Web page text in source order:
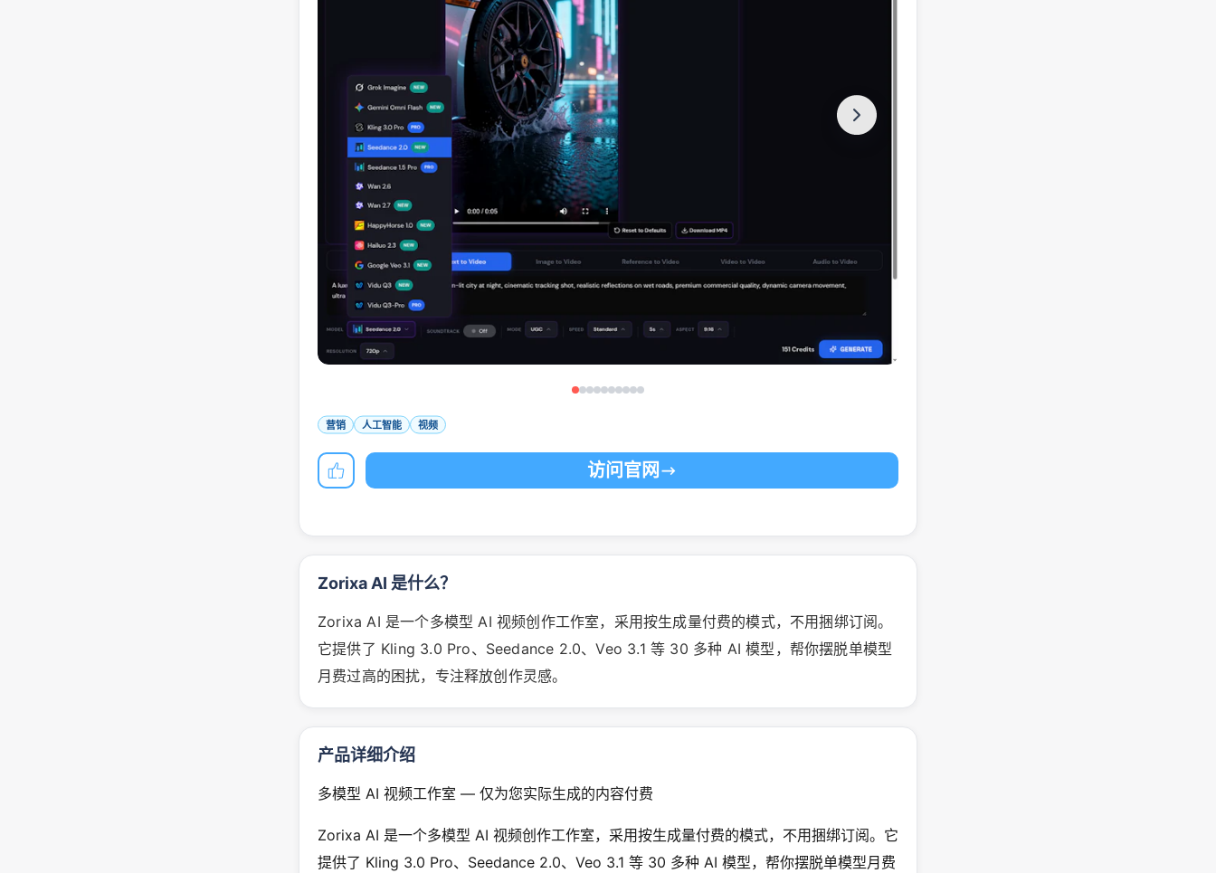
营销 人工智能 视频
访问官网
Zorixa AI 是什么？
Zorixa AI 是一个多模型 AI 视频创作工作室，采用按生成量付费的模式，不用捆绑订阅。
它提供了 Kling 3.0 Pro、Seedance 2.0、Veo 3.1 等 30 多种 AI 模型，帮你摆脱单模型
月费过高的困扰，专注释放创作灵感。
产品详细介绍
多模型 AI 视频工作室 — 仅为您实际生成的内容付费
Zorixa AI 是一个多模型 AI 视频创作工作室，采用按生成量付费的模式，不用捆绑订阅。它
提供了 Kling 3.0 Pro、Seedance 2.0、Veo 3.1 等 30 多种 AI 模型，帮你摆脱单模型月费